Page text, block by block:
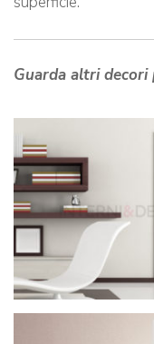
Guarda altri